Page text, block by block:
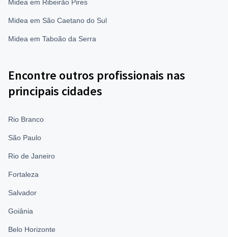
Midea em Ribeirão Pires
Midea em São Caetano do Sul
Midea em Taboão da Serra
Encontre outros profissionais nas
principais cidades
Rio Branco
São Paulo
Rio de Janeiro
Fortaleza
Salvador
Goiânia
Belo Horizonte